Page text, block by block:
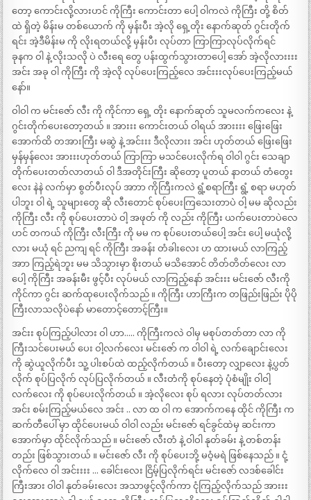
တော့ ကောင်းလို့လားဟင် ကိုကြီး ကောင်းတာ ပေါ့ ဝါကလဲ ကိုကြီး တို့ စိတ်
ထဲ ရှိတဲ့ မိန်းမ တစ်ယောက် ကို မှန်းပီး အဲ့လို ရှေ့တိုး နောက်ဆုတ် ဂွင်းတိုက်
ရင်း အဲ့ဒီမိန်းမ ကို လိုးရတယ်လို့ မှန်းပီး လုပ်တာ ကြာကြာလုပ်လိုက်ရင်
ခုနက ဝါ နဲ့ လိုးသလို ပဲ လီးရေ တွေ ပန်းထွက်သွားတာပေါ့ အော် အဲ့လိုလားးးး
အင်း အခု ဝါ ကိုကြီး ကို အဲ့လို လုပ်ပေးကြည့်လေ အင်းးးလုပ်ပေးကြည့်မယ်
နော်။
ဝါဝါ က မင်းဇော် လီး ကို ကိုင်ကာ ရှေ့ တိုး နောက်ဆုတ် သူမလက်ကလေး နဲ့
ဂွင်းတိုက်ပေးတော့တယ် ။ အားးး ကောင်းတယ် ဝါရယ် အားးးး ဖြေးဖြေး
အောက်ထိ တအားကြီး မဆွဲ နဲ့ အင်းးး ဒီလိုလားး အင်း ဟုတ်တယ် ဖြေးဖြေး
မှန်မှန်လေး အားးးဟုတ်တယ် ကြာကြာ မသင်ပေးလိုက်ရ ဝါဝါ ဂွင်း သေချာ
တိုက်ပေးတတ်လာတယ် ဝါ ဒီအတိုင်းကြီး ဆိုတော့ ပူတယ် နာတယ် တံတွေး
လေး နဲနဲ လက်မှာ စွတ်ပီးလုပ် အာာာ ကိုကြီးကလဲ ရွံ့စရာကြီး ရွံ့ စရာ မဟုတ်
ပါဘူး ဝါ ရဲ့ သူများတွေ ဆို လီးတောင် စုပ်ပေးကြသေးတာပဲ ဝါ့ မမ ဆိုလည်း
ကိုကြီး လီး ကို စုပ်ပေးတာပဲ ဝါ့ အဖုတ် ကို လည်း ကိုကြီး ယက်ပေးတာပဲလေ
ဟင် တကယ် ကိုကြီး လီးကြီး ကို မမ က စုပ်ပေးတယ်ပေါ့ အင်း ပေါ့ မယုံလို့
လား မယုံ ရင် ညကျ ရင် ကိုကြီး အခန်း တံခါးလေး ဟ ထားမယ် လာကြည့်
အာာ ကြည့်ရဲဘူး မမ သိသွားမှာ စိုးတယ် မသိအောင် တိတ်တိတ်လေး လာ
ပေါ့ ကိုကြီး အခန်းမီး ဖွင့်ပီး လုပ်မယ် လာကြည့်နော် အင်းးး မင်းဇော် လီးကို
ကိုင်ကာ ဂွင်း ဆက်ထုပေးလိုက်သည် ။ ကိုကြီး ဟာကြီးက တဖြည်းဖြည်း ပိုပို
ကြီးလာသလိုပဲနော် မာတောင့်တောင့်ကြီး။
အင်းး စုပ်ကြည့်ပါလား ဝါ ဟာ….. ကိုကြီးကလဲ ဝါမှ မစုပ်တတ်တာ လာ ကို
ကြီးသင်ပေးမယ် ပေး ဝါ့လက်လေး မင်းဇော် က ဝါဝါ ရဲ့ လက်ချောင်းလေး
ကို ဆွဲယူလိုက်ပီး သူ့ ပါးစပ်ထဲ ထည့်လိုက်တယ် ။ ပီးတော့ လျှာလေး နဲ့ပွတ်
လိုက် စုပ်ပြလိုက် လုပ်ပြလိုက်တယ် ။ လီးတံကို စုပ်နေတဲ့ ပုံစံမျိုး ဝါဝါ့
လက်လေး ကို စုပ်ပေးလိုက်တယ် ။ အဲ့လိုလေး စုပ် ရလား လုပ်တတ်လား
အင်း စမ်းကြည့်မယ်လေ အင်း .. လာ ထ ဝါ က အောက်ကနေ ထိုင် ကိုကြီး က
ဆက်တီပေါ် မှာ ထိုင်ပေးမယ် ဝါဝါ လည်း မင်းဇော် ရင်ခွင်ထဲမှ ဆင်းကာ
အောက်မှာ ထိုင်လိုက်သည် ။ မင်းဇော် လီးတံ နဲ့ ဝါဝါ နုတ်ခမ်း နဲ့ တစ်တန်း
တည်း ဖြစ်သွားတယ် ။ မင်းဇော် လီး ကို စုပ်ပေးဘို့ မဝံ့မရဲ ဖြစ်နေသည် ။ ငုံ့
လိုက်လေ ဝါ အင်းးးး … ခေါင်းလေး ငြိမ့်ပြလိုက်ရင်း မင်းဇော် လဒစ်ခေါင်း
ကြီးအား ဝါဝါ နုတ်ခမ်းလေး အသာဖွင့်လိုက်ကာ ငုံကြည့်လိုက်သည် အားးး